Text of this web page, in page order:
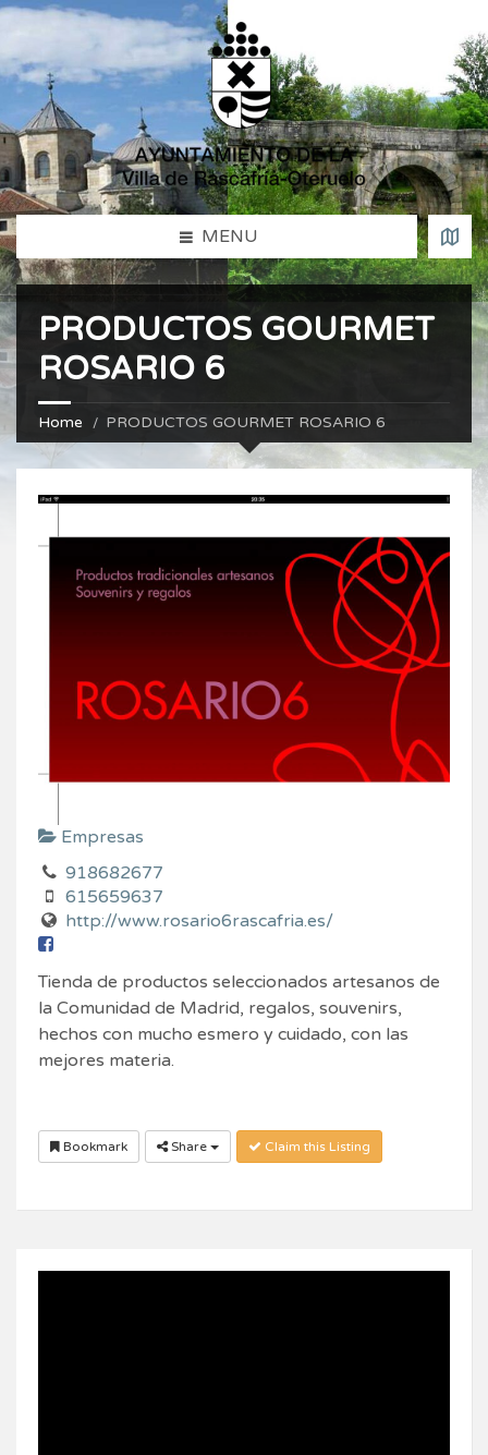
MENU
PRODUCTOS GOURMET
ROSARIO 6
Home PRODUCTOS GOURMET ROSARIO 6
Empresas
918682677
615659637
http://www.rosario6rascafria.es/
Tienda de productos seleccionados artesanos de
la Comunidad de Madrid, regalos, souvenirs,
hechos con mucho esmero y cuidado, con las
mejores materia.
Bookmark Share Claim this Listing